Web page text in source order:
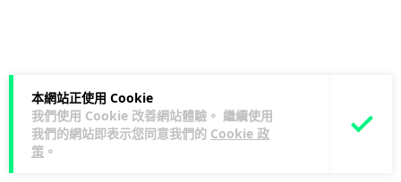
本網站正使用 Cookie
我們使用 Cookie 改善網站體驗。 繼續使用
我們的網站即表示您同意我們的 Cookie 政
策 。